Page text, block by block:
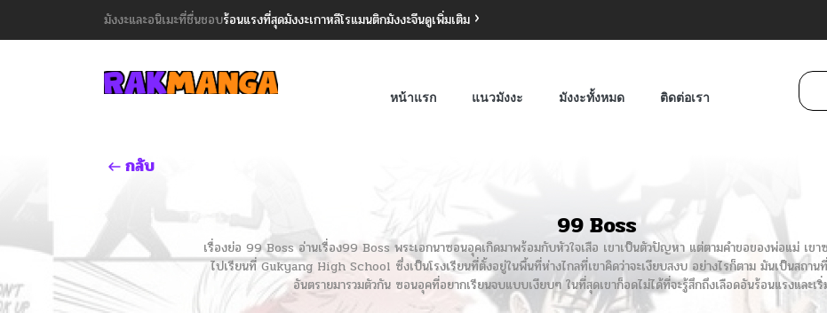
มังงะและอนิเมะที่ชื่นชอบร้อนแรงที่สุดมังงะเกาหลีโรแมนติกมังงะจีนดูเพิ่มเติม
หน้าแรก แนวมังงะ มังงะทั้งหมด ติดต่อเรา
กลับ
99 Boss
เรื่องย่อ 99 Boss อ่านเรื่อง99 Boss พระเอกนาซอนอุคเกิดมาพร้อมกับหัวใจเสือ เขาเป็นตัวปัญหา แต่ตามคำขอของพ่อแม่ เขา
ไปเรียนที่ Gukyang High School ซึ่งเป็นโรงเรียนที่ตั้งอยู่ในพื้นที่ห่างไกลที่เขาคิดว่าจะเงียบสงบ อย่างไรก็ตาม มันเป็นสถา
อันตรายมารวมตัวกัน ซอนอุคที่อยากเรียนจบแบบเงียบๆ ในที่สุดเขาก็อดไม่ได้ที่จะรู้สึกถึงเลือดอันร้อนแรงและเริ่